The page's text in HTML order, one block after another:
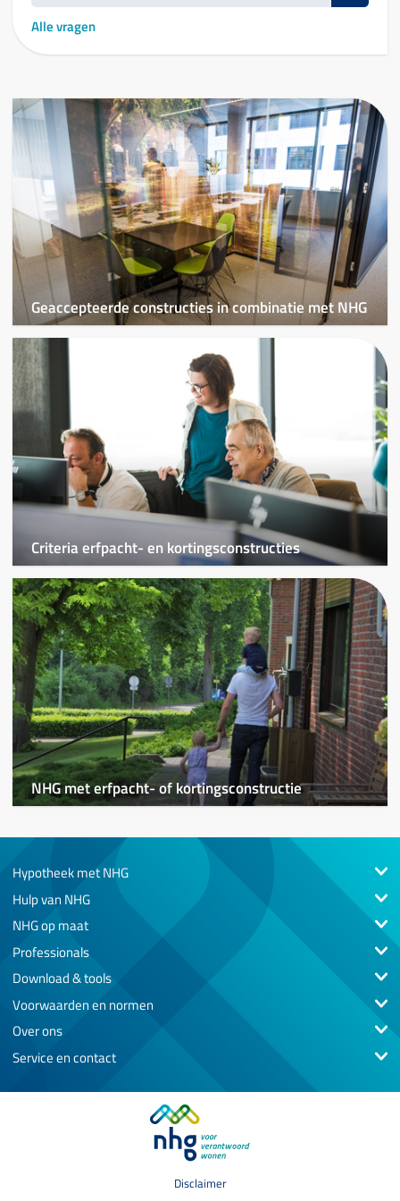
Alle vragen
Geaccepteerde constructies in combinatie met NHG
Criteria erfpacht- en kortingsconstructies
NHG met erfpacht- of kortingsconstructie
Hypotheek met NHG
Hulp van NHG
NHG op maat
Professionals
Download & tools
Voorwaarden en normen
Over ons
Service en contact
Disclaimer